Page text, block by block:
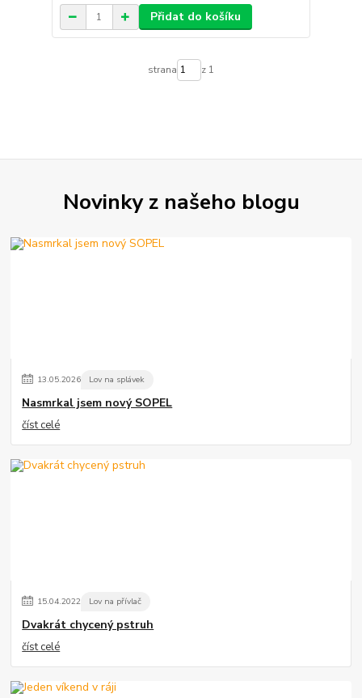
Přidat do košíku
strana z 1
Novinky z našeho blogu
13.05.2026 Lov na splávek
Nasmrkal jsem nový SOPEL
číst celé
15.04.2022 Lov na přívlač
Dvakrát chycený pstruh
číst celé